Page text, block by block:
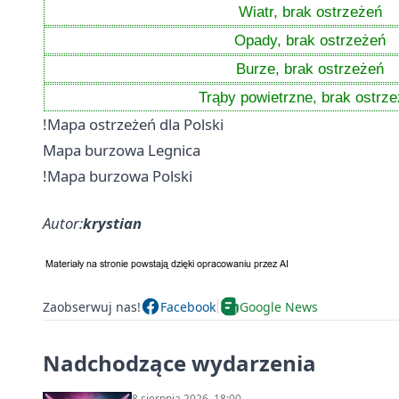
Wiatr, brak ostrzeżeń
Opady, brak ostrzeżeń
Burze, brak ostrzeżeń
Trąby powietrzne, brak
!Mapa ostrzeżeń dla Polski
Mapa burzowa Legnica
!Mapa burzowa Polski
Autor:krystian
Zaobserwuj nas! Facebook Google News
Nadchodzące wydarzenia